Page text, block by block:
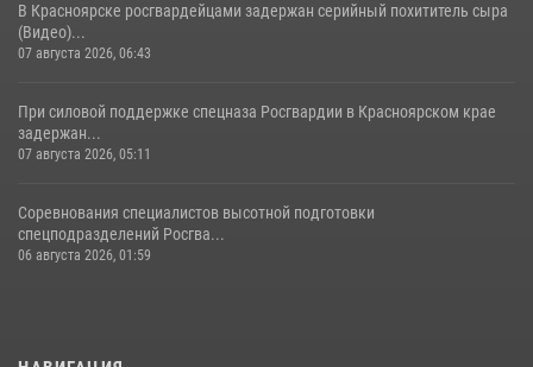
В Красноярске росгвардейцами задержан серийный похититель сыра
(Видео)...
07 августа 2026, 06:43
При силовой поддержке спецназа Росгвардии в Красноярском крае
задержан...
07 августа 2026, 05:11
Соревнования специалистов высотной подготовки
спецподразделений Росгва...
06 августа 2026, 01:59